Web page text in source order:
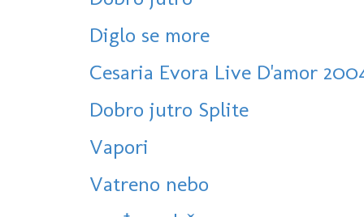
Diglo se more
Cesaria Evora Live D'amor
Dobro jutro Splite
Vapori
Vatreno nebo